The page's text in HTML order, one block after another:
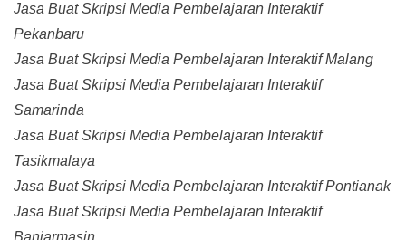
Jasa Buat Skripsi Media Pembelajaran Interaktif
Pekanbaru
Jasa Buat Skripsi Media Pembelajaran Interaktif Malang
Jasa Buat Skripsi Media Pembelajaran Interaktif
Samarinda
Jasa Buat Skripsi Media Pembelajaran Interaktif
Tasikmalaya
Jasa Buat Skripsi Media Pembelajaran Interaktif Pontianak
Jasa Buat Skripsi Media Pembelajaran Interaktif